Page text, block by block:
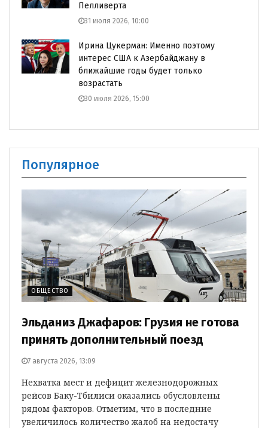
Пелливерта
31 июля 2026, 10:00
Ирина Цукерман: Именно поэтому
интерес США к Азербайджану в
ближайшие годы будет только
возрастать
30 июля 2026, 15:00
Популярное
ОБЩЕСТВО
Эльданиз Джафаров: Грузия не готова
принять дополнительный поезд
7 августа 2026, 13:09
Нехватка мест и дефицит железнодорожных
рейсов Баку-Тбилиси оказались обусловлены
рядом факторов. Отметим, что в последние
увеличилось количество жалоб на недостачу